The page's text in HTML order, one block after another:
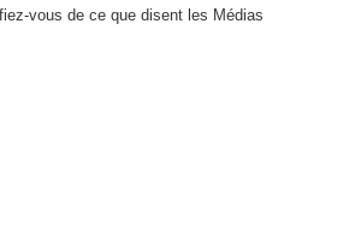
vous de ce que disent les Médias